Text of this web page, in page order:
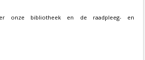
onze bibliotheek en de raadpleeg- en